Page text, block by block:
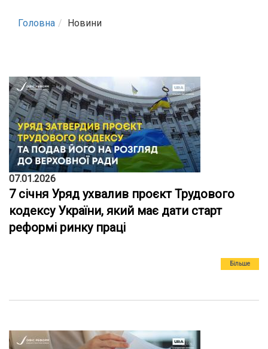
Головна Новини
07.01.2026
7 січня Уряд ухвалив проєкт Трудового
кодексу України, який має дати старт
реформі ринку праці
Більше